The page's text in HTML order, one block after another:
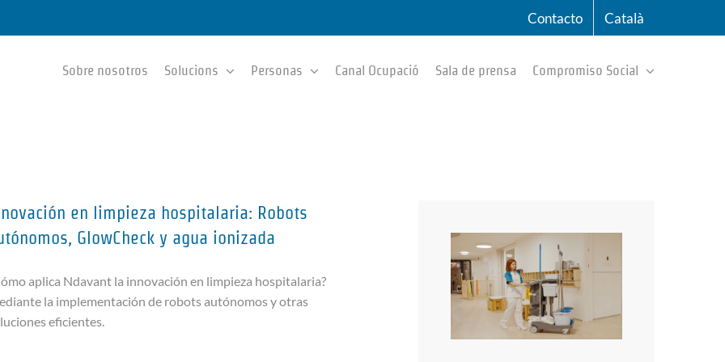
Contacto Català
Sobre nosotros Solucions Personas Canal Ocupació Sala de prensa Compromiso Social
en limpieza hospitalaria: Robots
GlowCheck y agua ionizada
aplica Ndavant la innovación en limpieza hospitalaria?
la implementación de robots autónomos y otras
eficientes.